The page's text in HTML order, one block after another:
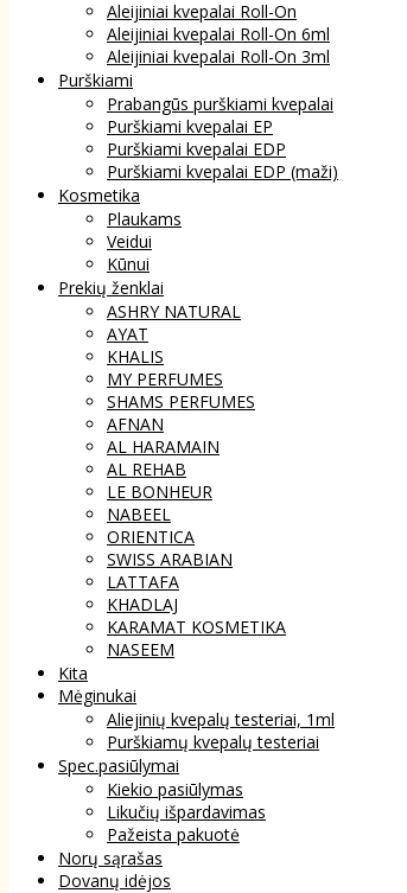
Aleijiniai kvepalai Roll-On
Aleijiniai kvepalai Roll-On 6ml
Aleijiniai kvepalai Roll-On 3ml
Purškiami
Prabangūs purškiami kvepalai
Purškiami kvepalai EP
Purškiami kvepalai EDP
Purškiami kvepalai EDP (maži)
Kosmetika
Plaukams
Veidui
Kūnui
Prekių ženklai
ASHRY NATURAL
AYAT
KHALIS
MY PERFUMES
SHAMS PERFUMES
AFNAN
AL HARAMAIN
AL REHAB
LE BONHEUR
NABEEL
ORIENTICA
SWISS ARABIAN
LATTAFA
KHADLAJ
KARAMAT KOSMETIKA
NASEEM
Kita
Mėginukai
Aliejinių kvepalų testeriai, 1ml
Purškiamų kvepalų testeriai
Spec.pasiūlymai
Kiekio pasiūlymas
Likučių išpardavimas
Pažeista pakuotė
Norų sąrašas
Dovanų idėjos